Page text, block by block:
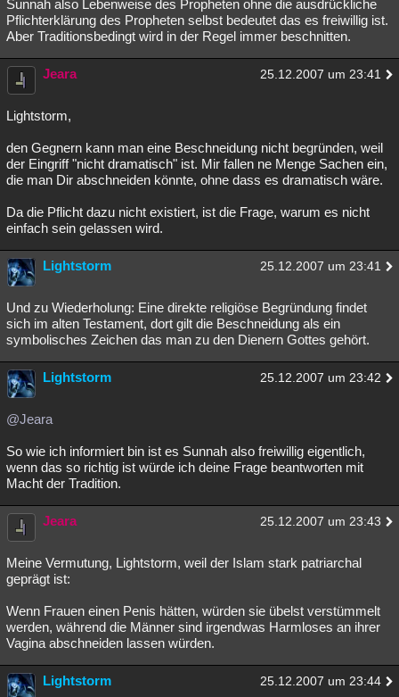
Sunnah also Lebenweise des Propheten ohne die ausdrückliche
Pflichterklärung des Propheten selbst bedeutet das es freiwillig ist.
Aber Traditionsbedingt wird in der Regel immer beschnitten.
Jeara 25.12.2007 um 23:41
Lightstorm,
den Gegnern kann man eine Beschneidung nicht begründen, weil
der Eingriff "nicht dramatisch" ist. Mir fallen ne Menge Sachen ein,
die man Dir abschneiden könnte, ohne dass es dramatisch wäre.
Da die Pflicht dazu nicht existiert, ist die Frage, warum es nicht
einfach sein gelassen wird.
Lightstorm 25.12.2007 um 23:41
Und zu Wiederholung: Eine direkte religiöse Begründung findet
sich im alten Testament, dort gilt die Beschneidung als ein
symbolisches Zeichen das man zu den Dienern Gottes gehört.
Lightstorm 25.12.2007 um 23:42
@Jeara
So wie ich informiert bin ist es Sunnah also freiwillig eigentlich,
wenn das so richtig ist würde ich deine Frage beantworten mit
Macht der Tradition.
Jeara 25.12.2007 um 23:43
Meine Vermutung, Lightstorm, weil der Islam stark patriarchal
geprägt ist:
Wenn Frauen einen Penis hätten, würden sie übelst verstümmelt
werden, während die Männer sind irgendwas Harmloses an ihrer
Vagina abschneiden lassen würden.
Lightstorm 25.12.2007 um 23:44